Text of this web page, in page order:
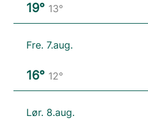
19° 13°
Fre. 7.aug.
16° 12°
Lør. 8.aug.